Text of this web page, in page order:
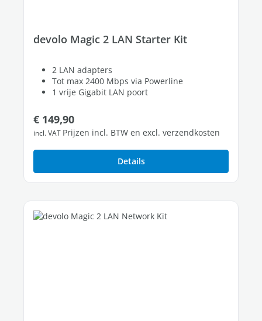
devolo Magic 2 LAN Starter Kit
2 LAN adapters
Tot max 2400 Mbps via Powerline
1 vrije Gigabit LAN poort
Normale prijs:
€ 149,90
incl. VAT Prijzen incl. BTW en excl. verzendkosten
Details